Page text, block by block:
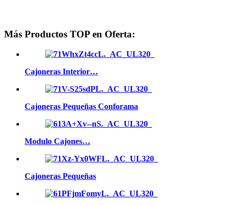
Más Productos TOP en Oferta:
Cajoneras Interior…
Cajoneras Pequeñas Conforama
Modulo Cajones…
Cajoneras Pequeñas